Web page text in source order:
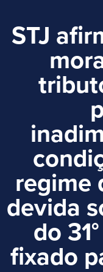
STJ
regime
devida
do
fixado